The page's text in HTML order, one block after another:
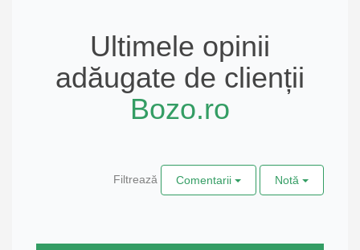
Ultimele opinii
adăugate de clienții
Bozo.ro
Filtrează Comentarii Notă